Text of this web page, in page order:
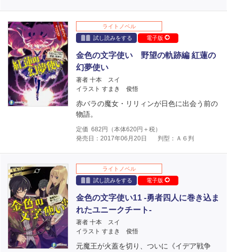
ライトノベル
試し読みをする
電子版
金色の文字使い 野望の軌跡編 紅蓮の
幻夢使い
著者 十本 スイ
イラスト すまき 俊悟
赤バラの魔女・リリィンが日色に出会う前の
物語。
定価 682 円（本体620円＋税）
発売日：2017年06月20日
判型：Ａ６判
ライトノベル
試し読みをする
電子版
金色の文字使い11 ‐勇者四人に巻き込ま
れたユニークチート‐
著者 十本 スイ
イラスト すまき 俊悟
元魔王が火蓋を切り、ついに《イデア戦争